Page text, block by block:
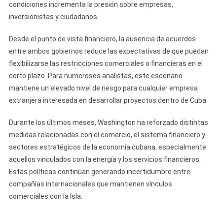
La
condiciones incrementa la presión sobre empresas,
inversionistas y ciudadanos.
Desde el punto de vista financiero, la ausencia de acuerdos
entre ambos gobiernos reduce las expectativas de que puedan
flexibilizarse las restricciones comerciales o financieras en el
corto plazo. Para numerosos analistas, este escenario
mantiene un elevado nivel de riesgo para cualquier empresa
extranjera interesada en desarrollar proyectos dentro de Cuba.
Durante los últimos meses, Washington ha reforzado distintas
medidas relacionadas con el comercio, el sistema financiero y
sectores estratégicos de la economía cubana, especialmente
aquellos vinculados con la energía y los servicios financieros.
Estas políticas continúan generando incertidumbre entre
compañías internacionales que mantienen vínculos
comerciales con la Isla.